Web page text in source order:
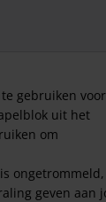
gebruiken
uit het
om
ongetrommeld,
geven aan